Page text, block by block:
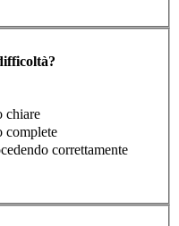
chiare
complete
correttamente